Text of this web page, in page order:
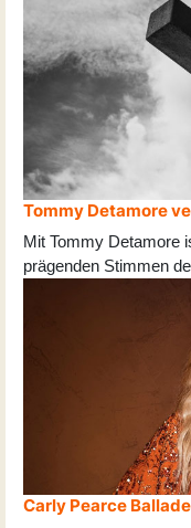
Tommy Detamore
Mit Tommy Detamore
prägenden Stimmen
Carly Pearce